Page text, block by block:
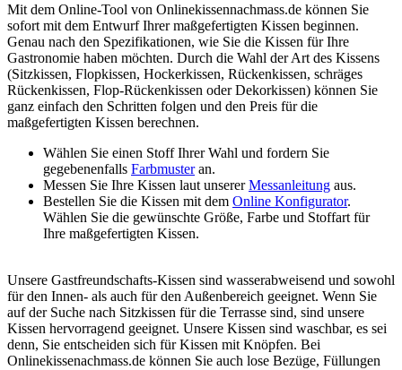
Mit dem Online-Tool von Onlinekissennachmass.de können Sie
sofort mit dem Entwurf Ihrer maßgefertigten Kissen beginnen.
Genau nach den Spezifikationen, wie Sie die Kissen für Ihre
Gastronomie haben möchten. Durch die Wahl der Art des Kissens
(Sitzkissen, Flopkissen, Hockerkissen, Rückenkissen, schräges
Rückenkissen, Flop-Rückenkissen oder Dekorkissen) können Sie
ganz einfach den Schritten folgen und den Preis für die
maßgefertigten Kissen berechnen.
Wählen Sie einen Stoff Ihrer Wahl und fordern Sie
gegebenenfalls Farbmusteran.
Messen Sie Ihre Kissen laut unsererMessanleitung aus.
Bestellen Sie die Kissen mit dem Online Konfigurator.
Wählen Sie die gewünschte Größe, Farbe und Stoffart für
Ihre maßgefertigten Kissen.
Unsere Gastfreundschafts-Kissen sind wasserabweisend und sowohl
für den Innen- als auch für den Außenbereich geeignet. Wenn Sie
auf der Suche nach Sitzkissen für die Terrasse sind, sind unsere
Kissen hervorragend geeignet. Unsere Kissen sind waschbar, es sei
denn, Sie entscheiden sich für Kissen mit Knöpfen. Bei
Onlinekissenachmass.de können Sie auch lose Bezüge, Füllungen